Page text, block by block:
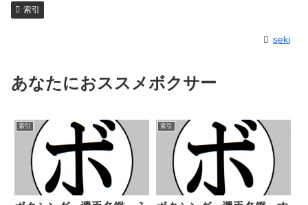
索引
seki
あなたにおススメボクサー
索引 索引